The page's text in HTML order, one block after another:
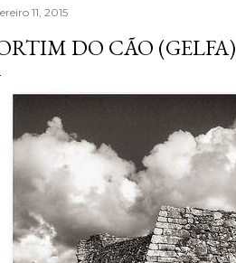
11, 2015
DO CÃO (GELFA)